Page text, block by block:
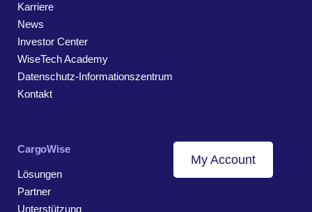
Karriere
News
Investor Center
WiseTech Academy
Datenschutz-Informationszentrum
Kontakt
CargoWise
Lösungen
Partner
Unterstützung
My Account